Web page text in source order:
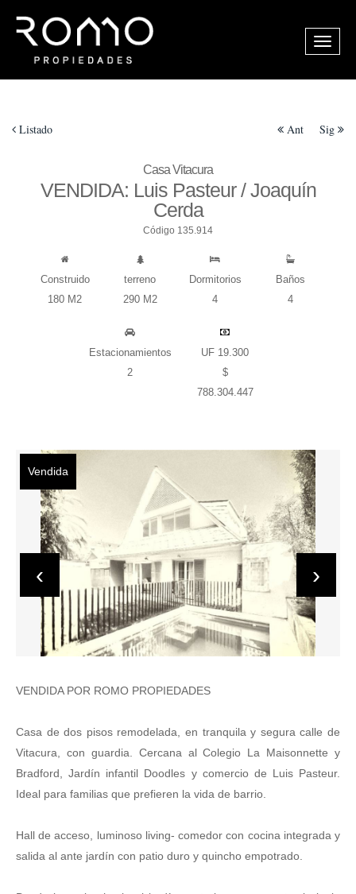
Listado Sig
Ant
Casa Vitacura
VENDIDA: Luis Pasteur / Joaquín
Cerda
Código 135.914
Construido
180 M2
terreno
290 M2
Dormitorios
4
Baños
4
Estacionamientos
2
UF 19.300
$
788.304.447
Vendida
‹ ›
VENDIDA POR ROMO PROPIEDADES
Casa de dos pisos remodelada, en tranquila y segura calle de
Vitacura, con guardia. Cercana al Colegio La Maisonnette y
Bradford, Jardín infantil Doodles y comercio de Luis Pasteur.
Ideal para familias que prefieren la vida de barrio.
Hall de acceso, luminoso living- comedor con cocina integrada y
salida al ante jardín con patio duro y quincho empotrado.